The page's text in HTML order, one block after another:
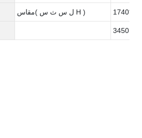
مقاس( ل س ث س H )
3450KG